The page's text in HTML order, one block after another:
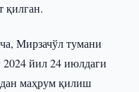
қилган.
Мирзачўл тумани
йил 24 июлдаги
маҳрум қилиш